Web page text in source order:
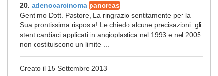
20. adenocarcinoma pancreas
Gent.mo Dott. Pastore, La ringrazio sentitamente per la
Sua prontissima risposta! Le chiedo alcune precisazioni: gli
stent cardiaci applicati in angioplastica nel 1993 e nel 2005
non costituiscono un limite ...
Creato il 15 Settembre 2013